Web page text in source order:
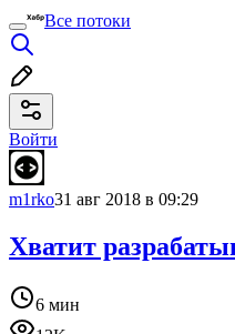
Все потоки
Войти
m1rko31 авг 2018 в 09:29
Хватит
6 мин